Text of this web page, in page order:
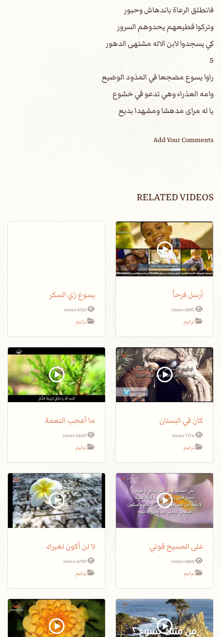
فانطلق الرعاة باندهاش وحبور
وتركوا قطيعهم يحدوهم السرور
كي يسجدوا لابن الاله مشتهى الدهور
5
راوا يسوع مضجعا في المذود الوضيع
وامه العذراء وهي تدعو في خشوع
يا له مراى مدهشا ومشهدا بديع
Add Your Comments
RELATED VIDEOS
أرسل فرحاً
6895 views
ترانيم
يسوع زي السكر
6915 views
ترانيم
كان في البستان
7176 views
ترانيم
ما أعجب النعمة
6609 views
ترانيم
على المسيح قوتي
6858 views
ترانيم
لا لن أكون لغيرك
6799 views
ترانيم